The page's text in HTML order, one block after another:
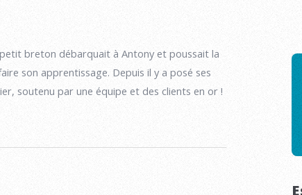
breton débarquait à Antony et poussait la
son apprentissage. Depuis il y a posé ses
soutenu par une équipe et des clients en or !